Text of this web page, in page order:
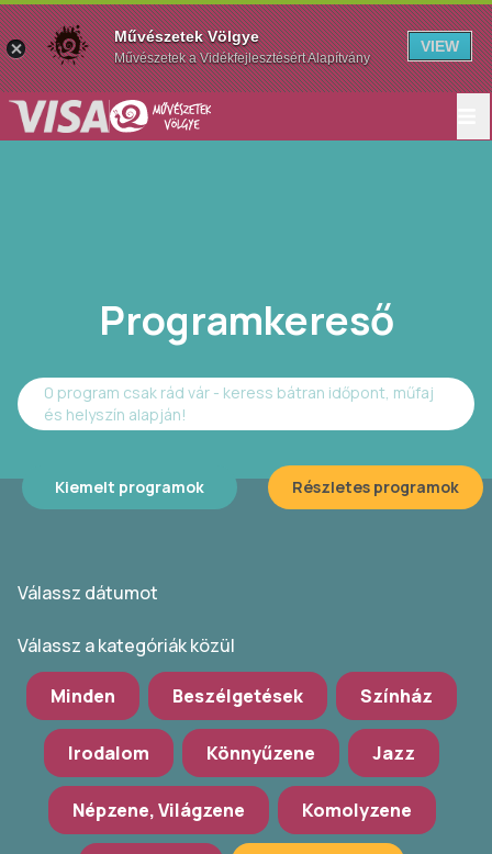
Programkereső
0 program csak rád vár - keress bátran időpont, műfaj
és helyszín alapján!
Kiemelt programok Részletes programok
Válassz dátumot
Válassz a kategóriák közül
Minden Beszélgetések Színház
Irodalom Könnyűzene Jazz
Népzene, Világzene Komolyzene
Művészetek Völgye
Művészetek a Vidékfejlesztésért Alapítvány
VIEW